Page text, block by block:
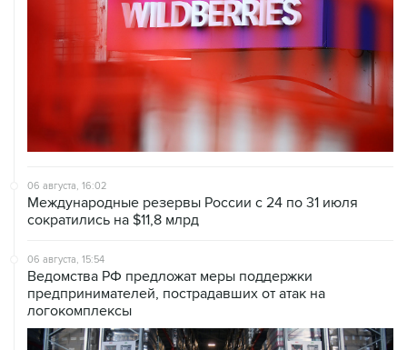
06 августа, 16:02
Международные резервы России с 24 по 31 июля
сократились на $11,8 млрд
06 августа, 15:54
Ведомства РФ предложат меры поддержки
предпринимателей, пострадавших от атак на
логокомплексы